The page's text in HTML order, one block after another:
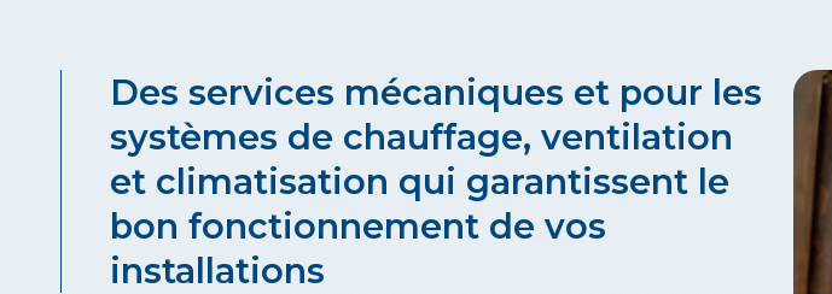
Des services mécaniques et pour les
systèmes de chauffage, ventilation
et climatisation qui garantissent le
bon fonctionnement de vos
installations